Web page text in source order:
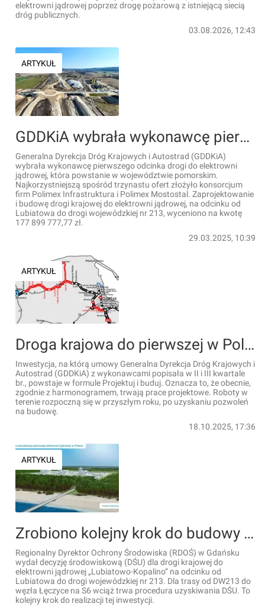
elektrowni jądrowej poprzez drogę pożarową z istniejącą siecią
dróg publicznych.
03.08.2026, 12:43
ARTYKUŁ
GDDKiA wybrała wykonawcę pierwszego odcinka drogi do elektrowni jądrowej
Generalna Dyrekcja Dróg Krajowych i Autostrad (GDDKiA)
wybrała wykonawcę pierwszego odcinka drogi do elektrowni
jądrowej, która powstanie w województwie pomorskim.
Najkorzystniejszą spośród trzynastu ofert złożyło konsorcjum
firm Polimex Infrastruktura i Polimex Mostostal. Zaprojektowanie
i budowę drogi krajowej do elektrowni jądrowej, na odcinku od
Lubiatowa do drogi wojewódzkiej nr 213, wyceniono na kwotę
177 899 777,77 zł.
29.03.2025, 10:39
ARTYKUŁ
Droga krajowa do pierwszej w Polsce elektrowni jądrowej - stan realizacji
Inwestycja, na którą umowy Generalna Dyrekcja Dróg Krajowych i
Autostrad (GDDKiA) z wykonawcami popisała w II i III kwartale
br., powstaje w formule Projektuj i buduj. Oznacza to, że obecnie,
zgodnie z harmonogramem, trwają prace projektowe. Roboty w
terenie rozpoczną się w przyszłym roku, po uzyskaniu pozwoleń
na budowę.
18.10.2025, 17:36
ARTYKUŁ
Zrobiono kolejny krok do budowy drogi dojazdowej do elektrowni jądrowej
Regionalny Dyrektor Ochrony Środowiska (RDOŚ) w Gdańsku
wydał decyzję środowiskową (DŚU) dla drogi krajowej do
elektrowni jądrowej „Lubiatowo-Kopalino” na odcinku od
Lubiatowa do drogi wojewódzkiej nr 213. Dla trasy od DW213 do
węzła Łęczyce na S6 wciąż trwa procedura uzyskiwania DŚU. To
kolejny krok do realizacji tej inwestycji.